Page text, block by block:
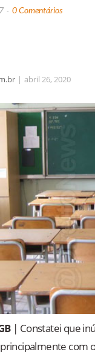
0 Comentários
| abril 26, 2020
| Constatei que
com